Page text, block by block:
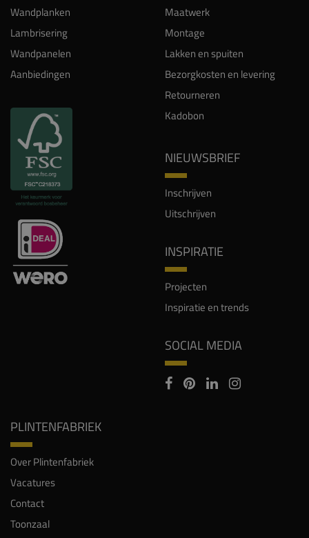
Wandplanken
Lambrisering
Wandpanelen
Aanbiedingen
Maatwerk
Montage
Lakken en spuiten
Bezorgkosten en levering
Retourneren
Kadobon
NIEUWSBRIEF
Inschrijven
Uitschrijven
INSPIRATIE
Projecten
Inspiratie en trends
SOCIAL MEDIA
PLINTENFABRIEK
Over Plintenfabriek
Vacatures
Contact
Toonzaal